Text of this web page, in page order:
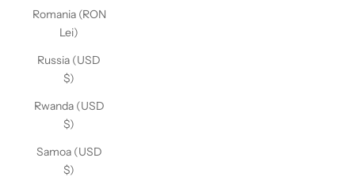
Romania (RON
Lei)
Russia (USD
$)
Rwanda (USD
$)
Samoa (USD
$)